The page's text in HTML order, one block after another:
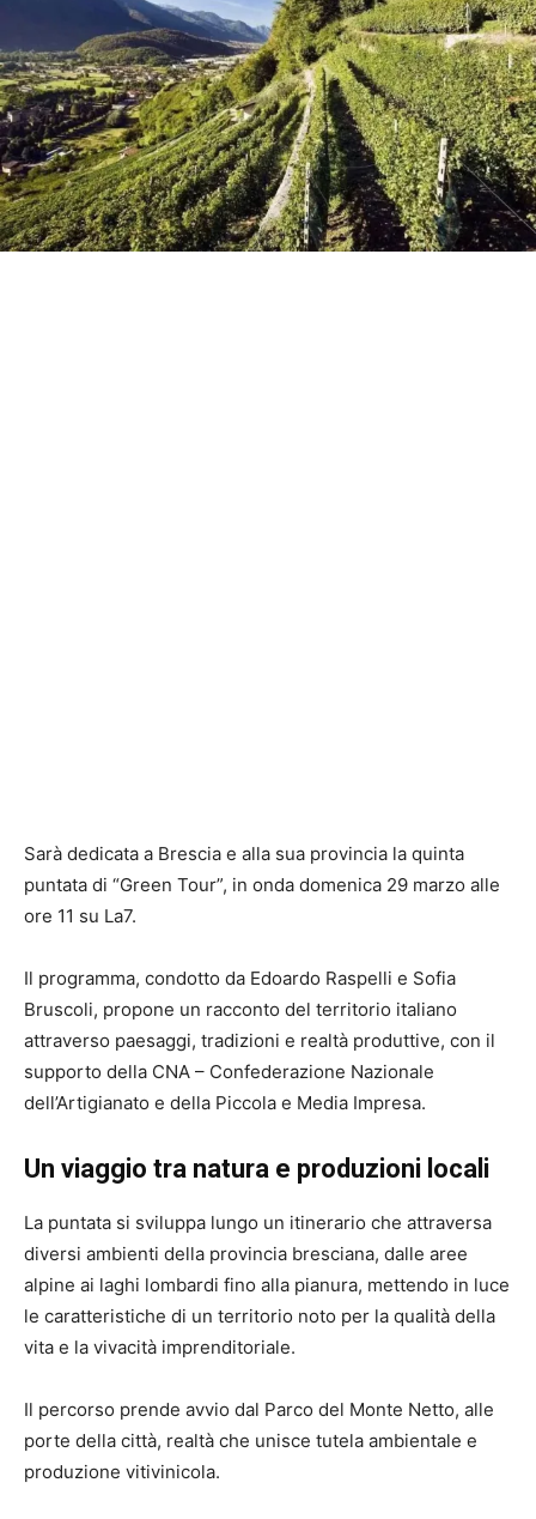
Sarà dedicata a Brescia e alla sua provincia la quinta
puntata di “Green Tour”, in onda domenica 29 marzo alle
ore 11 su La7.
Il programma, condotto da Edoardo Raspelli e Sofia
Bruscoli, propone un racconto del territorio italiano
attraverso paesaggi, tradizioni e realtà produttive, con il
supporto della CNA – Confederazione Nazionale
dell’Artigianato e della Piccola e Media Impresa.
Un viaggio tra natura e produzioni locali
La puntata si sviluppa lungo un itinerario che attraversa
diversi ambienti della provincia bresciana, dalle aree
alpine ai laghi lombardi fino alla pianura, mettendo in luce
le caratteristiche di un territorio noto per la qualità della
vita e la vivacità imprenditoriale.
Il percorso prende avvio dal Parco del Monte Netto, alle
porte della città, realtà che unisce tutela ambientale e
produzione vitivinicola.